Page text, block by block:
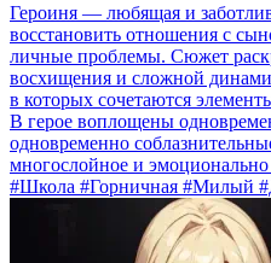
Героиня — любящая и
восстановить отношения с
личные проблемы. Сюжет
восхищения и сложной
в которых сочетаются
В герое воплощены
одновременно
многослойное и
#Школа #Горничная #Милый